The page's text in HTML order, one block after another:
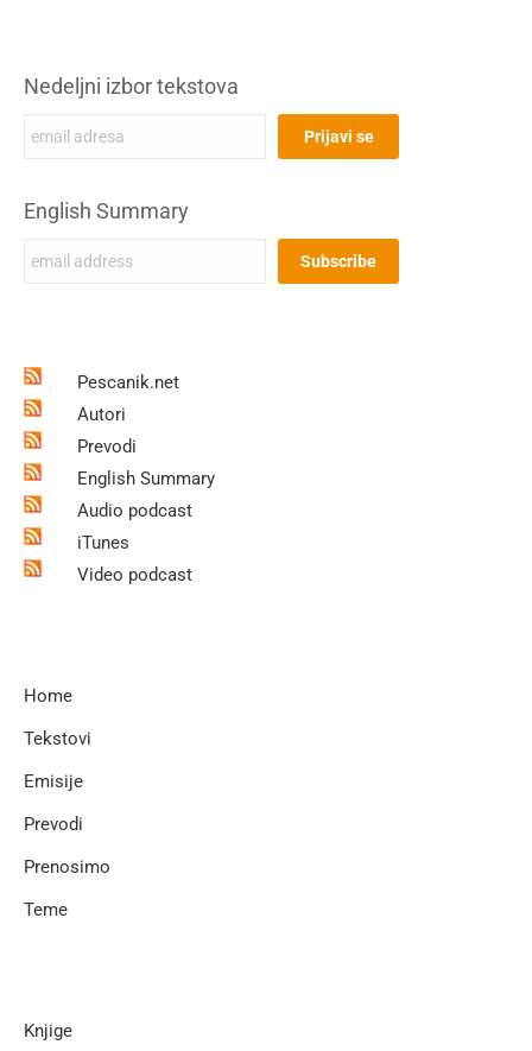
Nedeljni izbor tekstova
English Summary
Pescanik.net
Autori
Prevodi
English Summary
Audio podcast
iTunes
Video podcast
Home
Tekstovi
Emisije
Prevodi
Prenosimo
Teme
Knjige